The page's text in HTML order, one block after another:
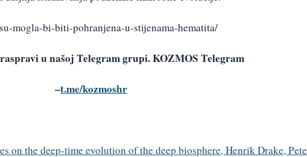
mogla-bi-biti-pohranjena-u-stijenama-hematita/
u našoj Telegram grupi. KOZMOS Telegram
–t.me/kozmoshr
on the deep-time evolution of the deep biosphere,HenrikDrake,